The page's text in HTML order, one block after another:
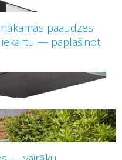
paaudzes
iekārtu — paplašinot